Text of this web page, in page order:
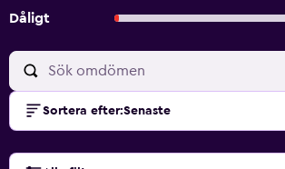
Dåligt
Sortera efter:Senaste